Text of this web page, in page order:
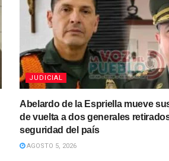
JUDICIAL
Abelardo de la Espriella mueve
de vuelta a dos generales
seguridad del país
AGOSTO 5, 2026